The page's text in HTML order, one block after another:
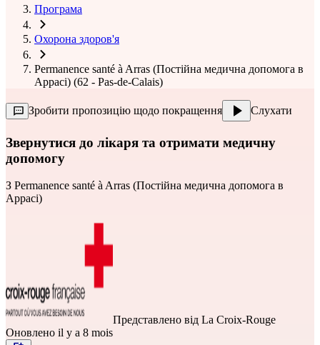
Програма
Охорона здоров'я
Permanence santé à Arras (Постійна медична допомога в
Аррасі) (62 - Pas-de-Calais)
Зробити пропозицію щодо покращення Слухати
Звернутися до лікаря та отримати медичну
допомогу
З Permanence santé à Arras (Постійна медична допомога в
Аррасі)
Представлено від La Croix-Rouge
Оновлено il y a 8 mois